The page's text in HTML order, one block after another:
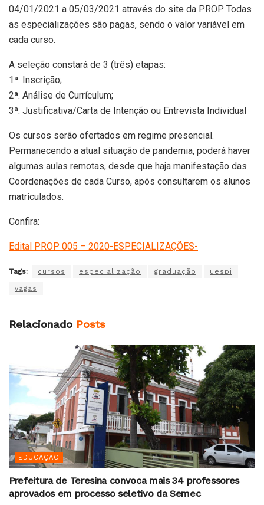
04/01/2021 a 05/03/2021 através do site da PROP. Todas
as especializações são pagas, sendo o valor variável em
cada curso.
A seleção constará de 3 (três) etapas:
1ª. Inscrição;
2ª. Análise de Currículum;
3ª. Justificativa/Carta de Intenção ou Entrevista Individual
Os cursos serão ofertados em regime presencial.
Permanecendo a atual situação de pandemia, poderá haver
algumas aulas remotas, desde que haja manifestação das
Coordenações de cada Curso, após consultarem os alunos
matriculados.
Confira:
Edital PROP 005 – 2020-ESPECIALIZAÇÕES-
Tags: cursos especialização graduação uespi
vagas
Relacionado Posts
EDUCAÇÃO
Prefeitura de Teresina convoca mais 34 professores
aprovados em processo seletivo da Semec